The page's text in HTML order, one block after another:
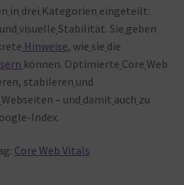
in drei Kategorien eingeteilt:
und visuelle Stabilität. Sie geben
Hinweise, wie sie die
können. Optimierte Core Web
stabileren und
Webseiten – und damit auch zu
Index.
Core Web Vitals